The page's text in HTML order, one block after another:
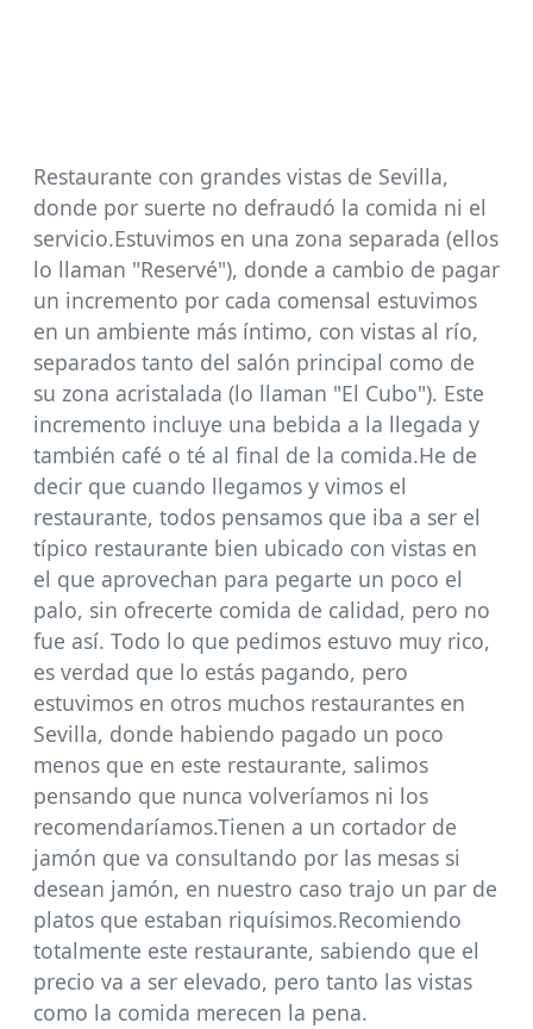
Restaurante con grandes vistas de Sevilla,
donde por suerte no defraudó la comida ni el
servicio.Estuvimos en una zona separada (ellos
lo llaman "Reservé"), donde a cambio de pagar
un incremento por cada comensal estuvimos
en un ambiente más íntimo, con vistas al río,
separados tanto del salón principal como de
su zona acristalada (lo llaman "El Cubo"). Este
incremento incluye una bebida a la llegada y
también café o té al final de la comida.He de
decir que cuando llegamos y vimos el
restaurante, todos pensamos que iba a ser el
típico restaurante bien ubicado con vistas en
el que aprovechan para pegarte un poco el
palo, sin ofrecerte comida de calidad, pero no
fue así. Todo lo que pedimos estuvo muy rico,
es verdad que lo estás pagando, pero
estuvimos en otros muchos restaurantes en
Sevilla, donde habiendo pagado un poco
menos que en este restaurante, salimos
pensando que nunca volveríamos ni los
recomendaríamos.Tienen a un cortador de
jamón que va consultando por las mesas si
desean jamón, en nuestro caso trajo un par de
platos que estaban riquísimos.Recomiendo
totalmente este restaurante, sabiendo que el
precio va a ser elevado, pero tanto las vistas
como la comida merecen la pena.